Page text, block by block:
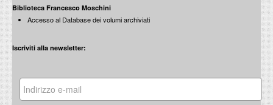
Biblioteca Francesco Moschini
Accesso al Database dei volumi archiviati
Iscriviti alla newsletter: